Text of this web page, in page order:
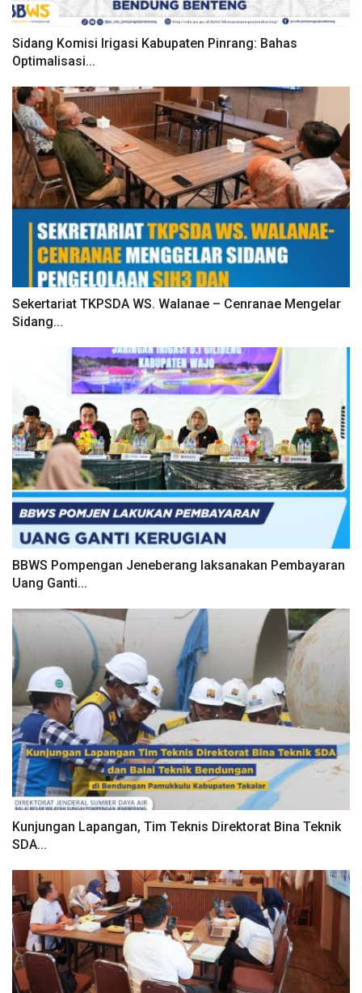
Sidang Komisi Irigasi Kabupaten Pinrang: Bahas
Optimalisasi...
Sekertariat TKPSDA WS. Walanae – Cenranae Mengelar
Sidang...
BBWS Pompengan Jeneberang laksanakan Pembayaran
Uang Ganti...
Kunjungan Lapangan, Tim Teknis Direktorat Bina Teknik
SDA...